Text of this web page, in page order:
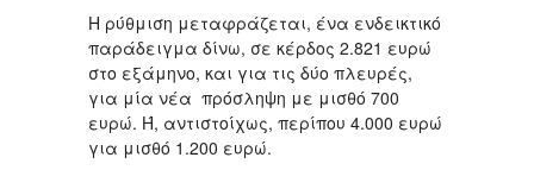
Η ρύθμιση μεταφράζεται, ένα ενδεικτικό
παράδειγμα δίνω, σε κέρδος 2.821 ευρώ
στο εξάμηνο, και για τις δύο πλευρές,
για μία νέα πρόσληψη με μισθό 700
ευρώ. Ή, αντιστοίχως, περίπου 4.000 ευρώ
για μισθό 1.200 ευρώ.